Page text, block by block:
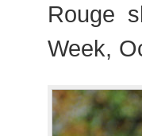
Rouge
Week,